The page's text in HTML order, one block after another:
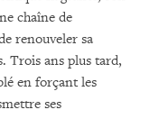
chaîne de
renouveler sa
Trois ans plus tard,
en forçant les
ses